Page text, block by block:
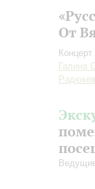
От
Галина